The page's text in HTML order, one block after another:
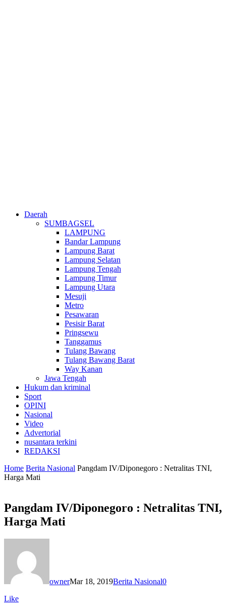
Daerah
SUMBAGSEL
LAMPUNG
Bandar Lampung
Lampung Barat
Lampung Selatan
Lampung Tengah
Lampung Timur
Lampung Utara
Mesuji
Metro
Pesawaran
Pesisir Barat
Pringsewu
Tanggamus
Tulang Bawang
Tulang Bawang Barat
Way Kanan
Jawa Tengah
Hukum dan kriminal
Sport
OPINI
Nasional
Video
Advertorial
nusantara terkini
REDAKSI
Home Berita Nasional Pangdam IV/Diponegoro : Netralitas TNI,
Harga Mati
Pangdam IV/Diponegoro : Netralitas TNI,
Harga Mati
ownerMar 18, 2019Berita Nasional0
Like